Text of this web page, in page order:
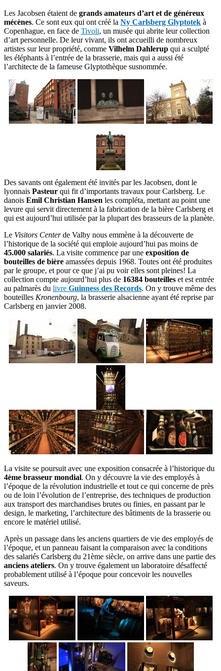
Les Jacobsen étaient de grands amateurs d’art et de généreux
mécènes. Ce sont eux qui ont créé la Ny Carlsberg Glyptotek à
Copenhague, en face de Tivoli, un musée qui abrite leur collection
d’art personnelle. De leur vivant, ils ont accueilli de nombreux
artistes sur leur propriété, comme Vilhelm Dahlerup qui a sculpté
les éléphants à l’entrée de la brasserie, mais qui a aussi été
l’architecte de la fameuse Glyptothèque susnommée.
Des savants ont également été invités par les Jacobsen, dont le
lyonnais Pasteur qui fit d’importants travaux pour Carlsberg. Le
danois Emil Christian Hansen les compléta, mettant au point une
levure qui servit directement à la fabrication de la bière Carlsberg et
qui est aujourd’hui utilisée par la plupart des brasseurs de la planète.
Le Visitors Centerde Valby nous emmène à la découverte de
l’historique de la société qui emploie aujourd’hui pas moins de
45.000 salariés. La visite commence par une exposition de
bouteilles de bière amassées depuis 1968. Toutes ont été produites
par le groupe, et pour ce que j’ai pu voir elles sont pleines! La
collection compte aujourd’hui plus de 16384 bouteilles et est entrée
au palmarès du livre Guinness des Records. On y trouve même des
bouteilles Kronenbourg, la brasserie alsacienne ayant été reprise par
Carlsberg en janvier 2008.
La visite se poursuit avec une exposition consacrée à l’historique du
4ème brasseur mondial. On y découvre la vie des employés à
l’époque de la révolution industrielle et tout ce qui concerne de près
ou de loin l’évolution de l’entreprise, des techniques de production
aux transport des marchandises brutes ou finies, en passant par le
design, le marketing, l’architecture des bâtiments de la brasserie ou
encore le matériel utilisé.
Après un passage dans les anciens quartiers de vie des employés de
l’époque, et un panneau faisant la comparaison avec la conditions
des salariés Carlsberg du 21ème siècle, on arrive dans une partie des
anciens ateliers. On y trouve également un laboratoire désaffecté
probablement utilisé à l’époque pour concevoir les nouvelles
saveurs.